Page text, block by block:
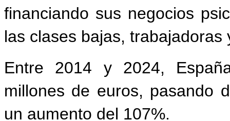
financiando sus negocios
las clases bajas, trabajadoras
Entre
2014 y 2024,
millones de euros, pasando
un aumento del 107%.